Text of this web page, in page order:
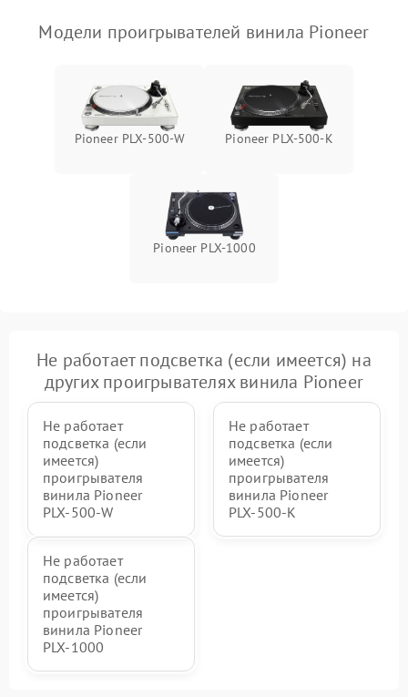
Модели проигрывателей винила Pioneer
Pioneer PLX‑500‑W Pioneer PLX‑500‑K
Pioneer PLX‑1000
Не работает подсветка (если имеется) на
других проигрывателях винила Pioneer
Не работает
подсветка (если
имеется)
проигрывателя
винила Pioneer
PLX‑500‑W
Не работает
подсветка (если
имеется)
проигрывателя
винила Pioneer
PLX‑500‑K
Не работает
подсветка (если
имеется)
проигрывателя
винила Pioneer
PLX‑1000